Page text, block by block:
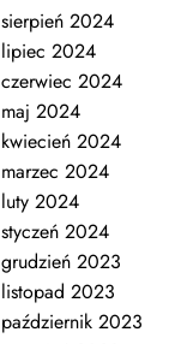
sierpień 2024
lipiec 2024
czerwiec 2024
maj 2024
kwiecień 2024
marzec 2024
luty 2024
styczeń 2024
grudzień 2023
listopad 2023
październik 2023